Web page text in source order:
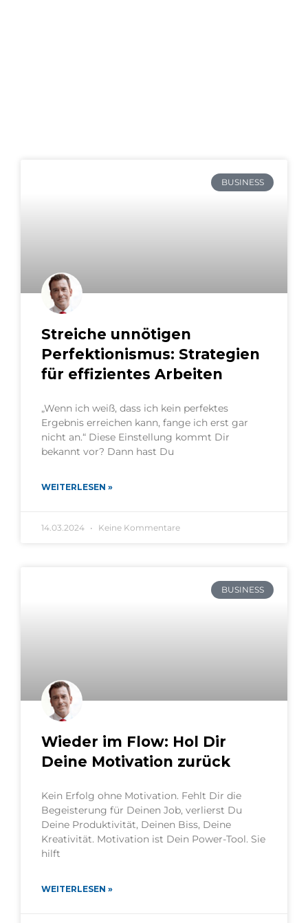
BUSINESS
Streiche unnötigen
Perfektionismus: Strategien
für effizientes Arbeiten
„Wenn ich weiß, dass ich kein perfektes
Ergebnis erreichen kann, fange ich erst gar
nicht an.“ Diese Einstellung kommt Dir
bekannt vor? Dann hast Du
WEITERLESEN »
14.03.2024 Keine Kommentare
BUSINESS
Wieder im Flow: Hol Dir
Deine Motivation zurück
Kein Erfolg ohne Motivation. Fehlt Dir die
Begeisterung für Deinen Job, verlierst Du
Deine Produktivität, Deinen Biss, Deine
Kreativität. Motivation ist Dein Power-Tool. Sie
hilft
WEITERLESEN »